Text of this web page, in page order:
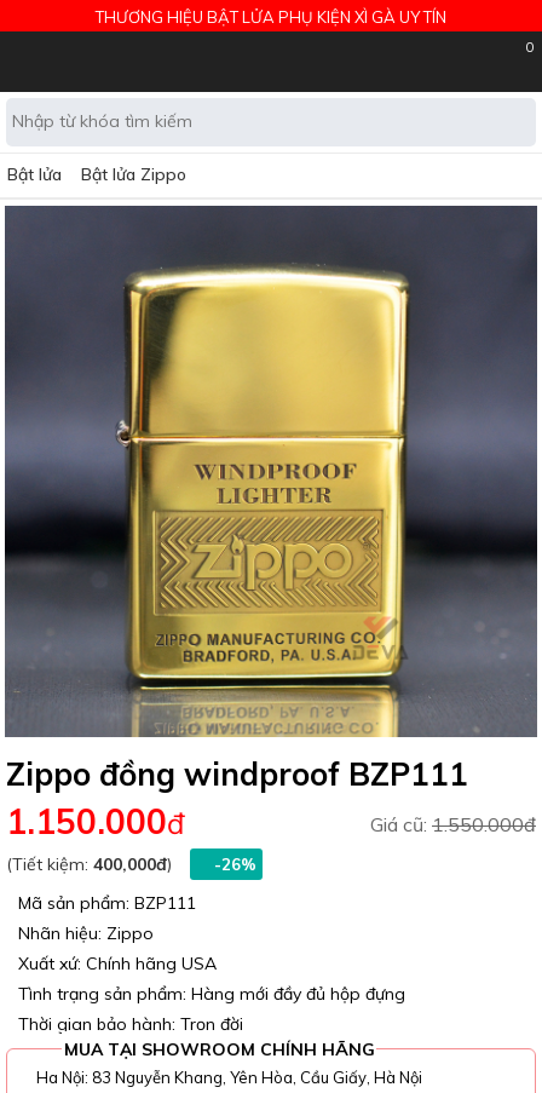
THƯƠNG HIỆU BẬT LỬA PHỤ KIỆN XÌ GÀ UY TÍN
0
Bật lửa Bật lửa Zippo
Zippo đồng windproof BZP111
Giá cũ: 1.550.000đ
1.150.000đ
(Tiết kiệm: 400,000đ) -26%
Mã sản phẩm: BZP111
Nhãn hiệu: Zippo
Xuất xứ: Chính hãng USA
Tình trạng sản phẩm: Hàng mới đầy đủ hộp đựng
Thời gian bảo hành: Trọn đời
MUA TẠI SHOWROOM CHÍNH HÃNG
Ha Nội: 83 Nguyễn Khang, Yên Hòa, Cầu Giấy, Hà Nội